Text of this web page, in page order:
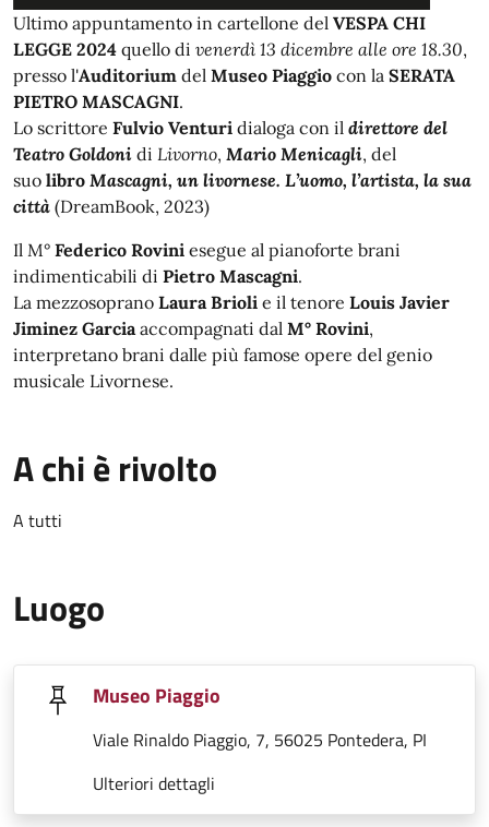
Ultimo appuntamento in cartellone del VESPA CHI
LEGGE 2024 quello di venerdì 13 dicembre alle ore 18.30,
presso l'Auditorium del Museo Piaggio con la SERATA
PIETRO MASCAGNI.
Lo scrittore Fulvio Venturi dialoga con il direttore del
Teatro Goldoni di Livorno, Mario Menicagli, del
suo libro Mascagni, un livornese. L’uomo, l’artista, la sua
città (DreamBook, 2023)
Il M° Federico Rovini esegue al pianoforte brani
indimenticabili di Pietro Mascagni.
La mezzosoprano Laura Brioli e il tenore Louis Javier
Jiminez Garciaaccompagnati dal M° Rovini,
interpretano brani dalle più famose opere del genio
musicale Livornese.
A chi è rivolto
A tutti
Luogo
Museo Piaggio
Viale Rinaldo Piaggio, 7, 56025 Pontedera, PI
Ulteriori dettagli